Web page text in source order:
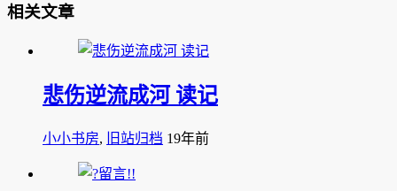
相关文章
悲伤逆流成河 读记
小小书房, 旧站归档 19年前